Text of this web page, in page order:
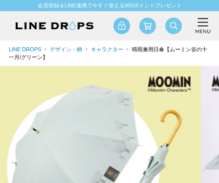
会員登録＆LINE連携で今すぐ使える500ポイントプレゼント
LINE DROPS デザイン・柄 キャラクター
晴雨兼用日傘【ムーミン谷の十
一月/グリーン】